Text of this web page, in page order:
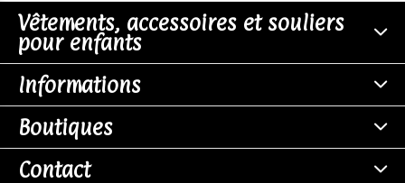
Vêtements, accessoires et souliers
pour enfants
Informations
Boutiques
Contact